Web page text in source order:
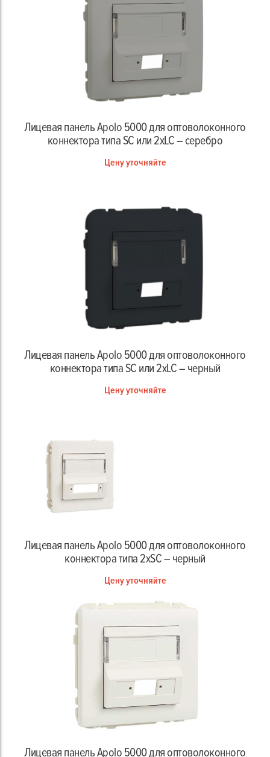
Лицевая панель Apolo 5000 для оптоволоконного
коннектора типа SC или 2xLC – серебро
Цену уточняйте
Лицевая панель Apolo 5000 для оптоволоконного
коннектора типа SC или 2xLC – черный
Цену уточняйте
Лицевая панель Apolo 5000 для оптоволоконного
коннектора типа 2хSC – черный
Цену уточняйте
Лицевая панель Apolo 5000 для оптоволоконного